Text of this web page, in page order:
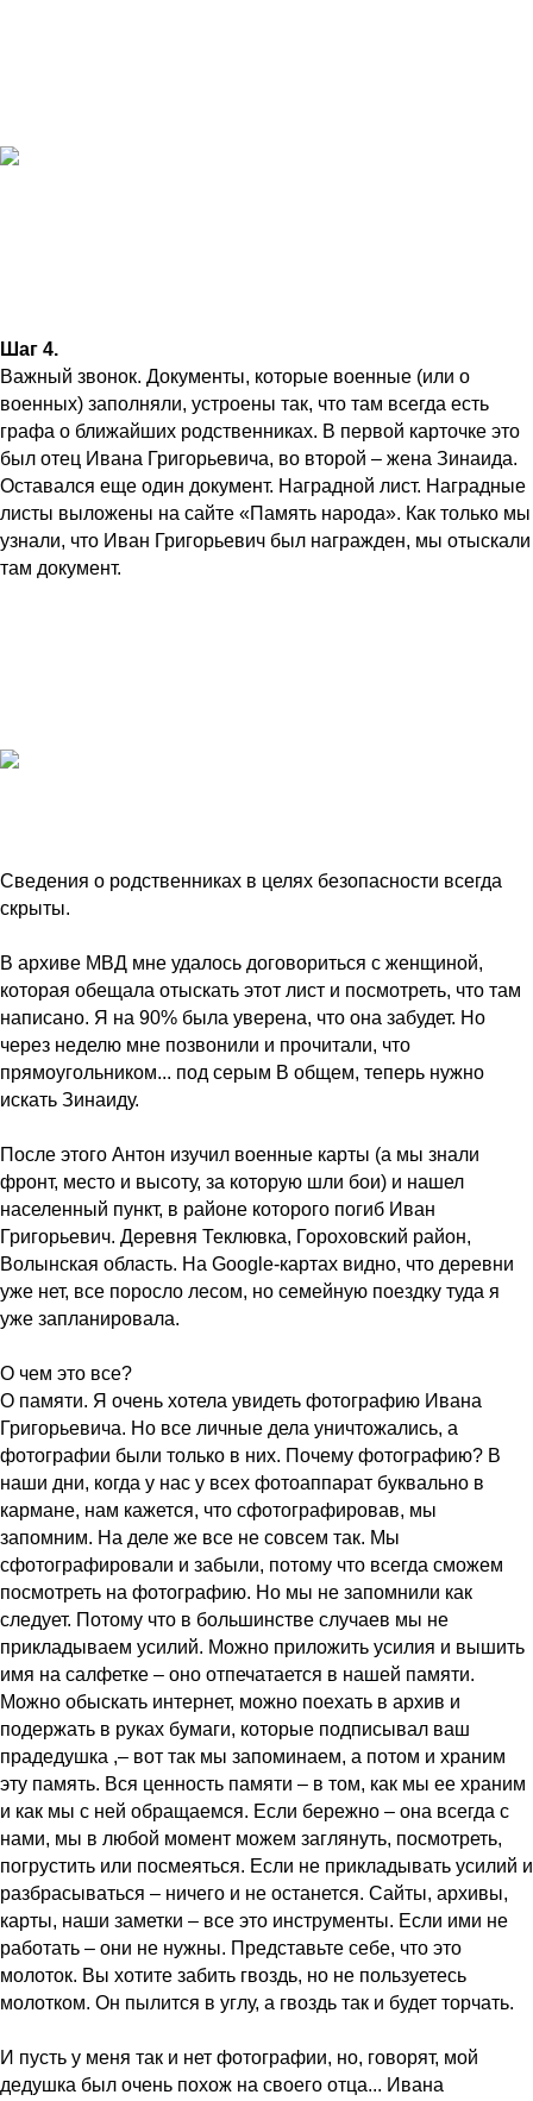
Шаг 4.
Важный звонок. Документы, которые военные (или о
военных) заполняли, устроены так, что там всегда есть
графа о ближайших родственниках. В первой карточке это
был отец Ивана Григорьевича, во второй – жена Зинаида.
Оставался еще один документ. Наградной лист. Наградные
листы выложены на сайте «Память народа». Как только мы
узнали, что Иван Григорьевич был награжден, мы отыскали
там документ.
Сведения о родственниках в целях безопасности всегда
скрыты.
В архиве МВД мне удалось договориться с женщиной,
которая обещала отыскать этот лист и посмотреть, что там
написано. Я на 90% была уверена, что она забудет. Но
через неделю мне позвонили и прочитали, что
прямоугольником... под серым В общем, теперь нужно
искать Зинаиду.
После этого Антон изучил военные карты (а мы знали
фронт, место и высоту, за которую шли бои) и нашел
населенный пункт, в районе которого погиб Иван
Григорьевич. Деревня Теклювка, Гороховский район,
Волынская область. На Google-картах видно, что деревни
уже нет, все поросло лесом, но семейную поездку туда я
уже запланировала.
О чем это все?
О памяти. Я очень хотела увидеть фотографию Ивана
Григорьевича. Но все личные дела уничтожались, а
фотографии были только в них. Почему фотографию? В
наши дни, когда у нас у всех фотоаппарат буквально в
кармане, нам кажется, что сфотографировав, мы
запомним. На деле же все не совсем так. Мы
сфотографировали и забыли, потому что всегда сможем
посмотреть на фотографию. Но мы не запомнили как
следует. Потому что в большинстве случаев мы не
прикладываем усилий. Можно приложить усилия и вышить
имя на салфетке – оно отпечатается в нашей памяти.
Можно обыскать интернет, можно поехать в архив и
подержать в руках бумаги, которые подписывал ваш
прадедушка ,– вот так мы запоминаем, а потом и храним
эту память. Вся ценность памяти – в том, как мы ее храним
и как мы с ней обращаемся. Если бережно – она всегда с
нами, мы в любой момент можем заглянуть, посмотреть,
погрустить или посмеяться. Если не прикладывать усилий и
разбрасываться – ничего и не останется. Сайты, архивы,
карты, наши заметки – все это инструменты. Если ими не
работать – они не нужны. Представьте себе, что это
молоток. Вы хотите забить гвоздь, но не пользуетесь
молотком. Он пылится в углу, а гвоздь так и будет торчать.
И пусть у меня так и нет фотографии, но, говорят, мой
дедушка был очень похож на своего отца... Ивана